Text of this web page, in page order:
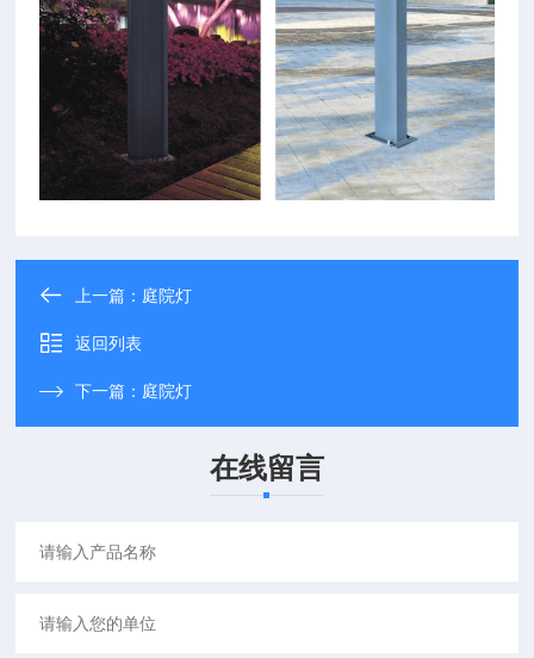
上一篇： 庭院灯
返回列表
下一篇： 庭院灯
在线留言